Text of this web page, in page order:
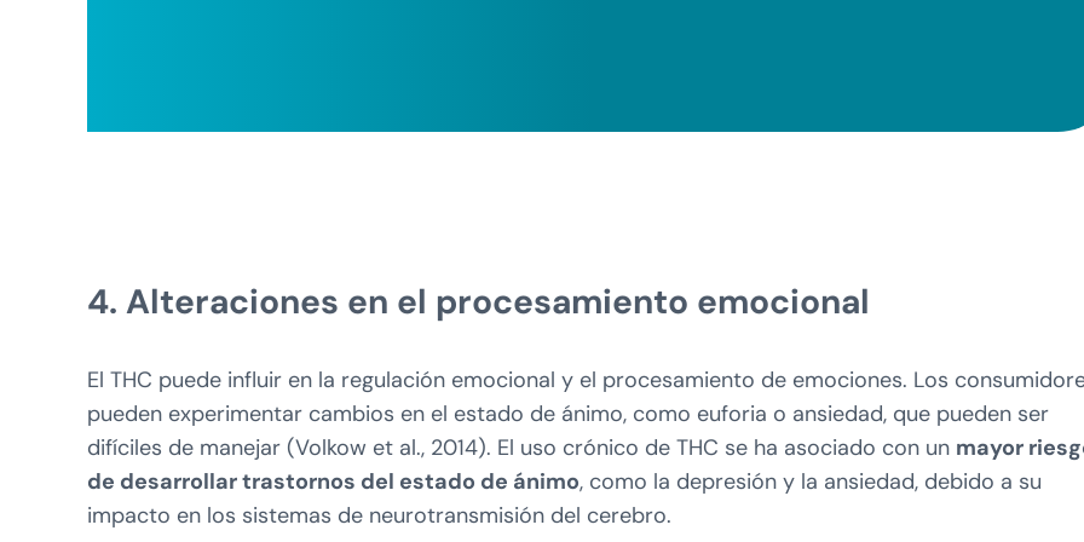
4. Alteraciones en el procesamiento emocional
El THC puede influir en la regulación emocional y el procesamiento de emociones. Los
pueden experimentar cambios en el estado de ánimo, como euforia o ansiedad, que pueden ser
difíciles de manejar (Volkow et al., 2014). El uso crónico de THC se ha asociado con un mayor
de desarrollar trastornos del estado de ánimo, como la depresión y la ansiedad, debido a su
impacto en los sistemas de neurotransmisión del cerebro.